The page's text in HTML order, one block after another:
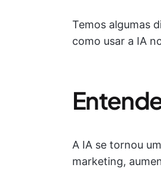
Temos algumas
como usar a IA
A IA se tornou
marketing,